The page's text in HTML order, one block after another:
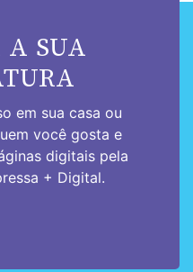
A SUA
em sua casa ou
você gosta e
digitais pela
+ Digital.